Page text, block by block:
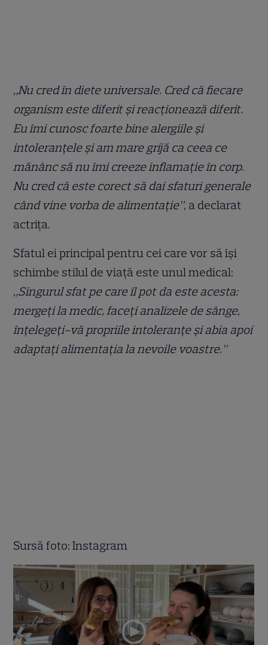
„Nu cred în diete universale. Cred că fiecare
organism este diferit și reacţionează diferit.
Eu îmi cunosc foarte bine alergiile și
intoleranțele și am mare grijă ca ceea ce
mănânc să nu îmi creeze inflamație în corp.
Nu cred că este corect să dai sfaturi generale
când vine vorba de alimentație”, a declarat
actrița.
Sfatul ei principal pentru cei care vor să își
schimbe stilul de viață este unul medical:
„Singurul sfat pe care îl pot da este acesta:
mergeţi la medic, faceți analizele de sânge,
înţelegeţi-vă propriile intoleranțe și abia apoi
adaptați alimentația la nevoile voastre.”
Sursă foto: Instagram